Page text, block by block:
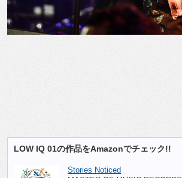
LOW IQ 01の作品をAmazonでチェック!!
Stories Noticed